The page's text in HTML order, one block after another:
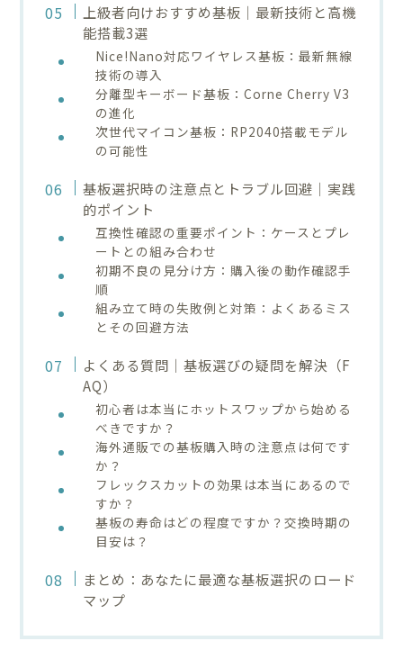
上級者向けおすすめ基板｜最新技術と高機
能搭載3選
Nice!Nano対応ワイヤレス基板：最新無線
技術の導入
分離型キーボード基板：Corne Cherry V3
の進化
次世代マイコン基板：RP2040搭載モデル
の可能性
基板選択時の注意点とトラブル回避｜実践
的ポイント
互換性確認の重要ポイント：ケースとプレ
ートとの組み合わせ
初期不良の見分け方：購入後の動作確認手
順
組み立て時の失敗例と対策：よくあるミス
とその回避方法
よくある質問｜基板選びの疑問を解決（F
AQ）
初心者は本当にホットスワップから始める
べきですか？
海外通販での基板購入時の注意点は何です
か？
フレックスカットの効果は本当にあるので
すか？
基板の寿命はどの程度ですか？交換時期の
目安は？
まとめ：あなたに最適な基板選択のロード
マップ